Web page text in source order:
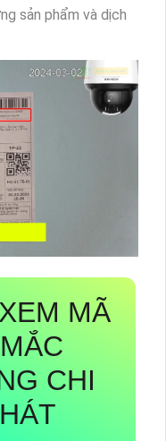
sản phẩm và dịch
MÃ
CHI